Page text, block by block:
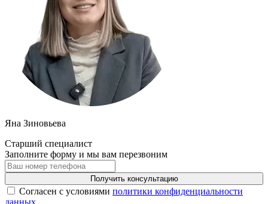
Яна Зиновьева
Старший специалист
Заполните форму и мы вам перезвоним
Получить консультацию
Cогласен с условиями политики конфиденциальности